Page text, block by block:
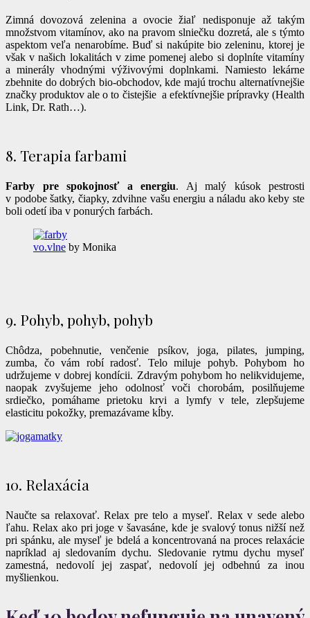
Zimná dovozová zelenina a ovocie žiaľ nedisponuje až takým
množstvom vitamínov, ako na pravom slniečku dozretá, ale s týmto
aspektom veľa nenarobíme. Buď si nakúpite bio zeleninu, ktorej je
však v našich lokalitách v zime pomenej alebo si doplníte vitamíny
a minerály vhodnými výživovými doplnkami. Namiesto lekárne
zbehnite do dobrých bio-obchodov, kde majú trochu alternatívnejšie
značky produktov ale o to čistejšie a efektívnejšie prípravky (Health
Link, Dr. Rath…).
8. Terapia farbami
Farby pre spokojnosť a energiu. Aj malý kúsok pestrosti
v podobe šatky, čiapky, zdvihne vašu energiu a náladu ako keby ste
boli odetí iba v ponurých farbách.
vo.vlne by Monika
9. Pohyb, pohyb, pohyb
Chôdza, pobehnutie, venčenie psíkov, joga, pilates, jumping,
zumba, čo vám robí radosť. Telo miluje pohyb. Pohybom ho
udržujeme v dobrej kondícii. Zdravým pohybom ho nelikvidujeme,
naopak zvyšujeme jeho odolnosť voči chorobám, posilňujeme
srdiečko, pomáhame prietoku krvi a lymfy v tele, zlepšujeme
elasticitu pokožky, premazávame kĺby.
10. Relaxácia
Naučte sa relaxovať. Relax pre telo a myseľ. Relax v sede alebo
ľahu. Relax ako pri joge v šavasáne, kde je svalový tonus nižší než
pri spánku, ale myseľ je bdelá a koncentrovaná na proces relaxácie
napríklad aj sledovaním dychu. Sledovanie rytmu dychu myseľ
zamestná, nedovolí jej zaspať, nedovolí jej odbehnú za inou
myšlienkou.